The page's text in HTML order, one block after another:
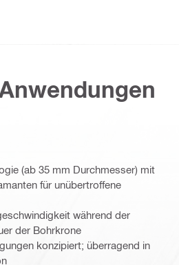
(ab 35 mm Durchmesser) mit
für unübertroffene
während der
der Bohrkrone
konzipiert; überragend in